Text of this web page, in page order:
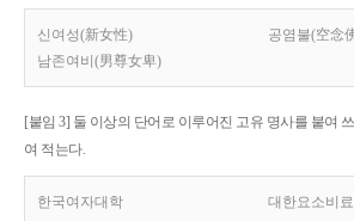
신여성(新女性)
공염불(空念
남존여비(男尊女卑)
[붙임 3] 둘 이상의 단어로 이루어진 고유 명사를 붙여
여 적는다.
한국여자대학 대한요소비